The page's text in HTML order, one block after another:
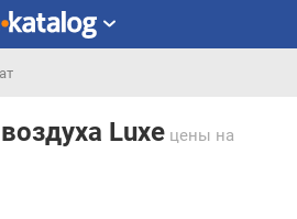
Luxe цены на